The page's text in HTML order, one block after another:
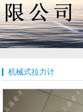
机械式拉力计